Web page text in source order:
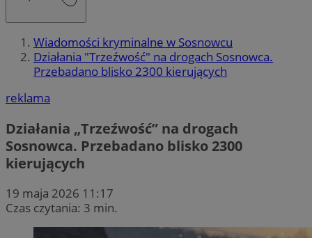
Wiadomości kryminalne w Sosnowcu
Działania "Trzeźwość" na drogach Sosnowca.
Przebadano blisko 2300 kierujących
reklama
Działania „Trzeźwość” na drogach
Sosnowca. Przebadano blisko 2300
kierujących
19 maja 2026 11:17
Czas czytania: 3 min.